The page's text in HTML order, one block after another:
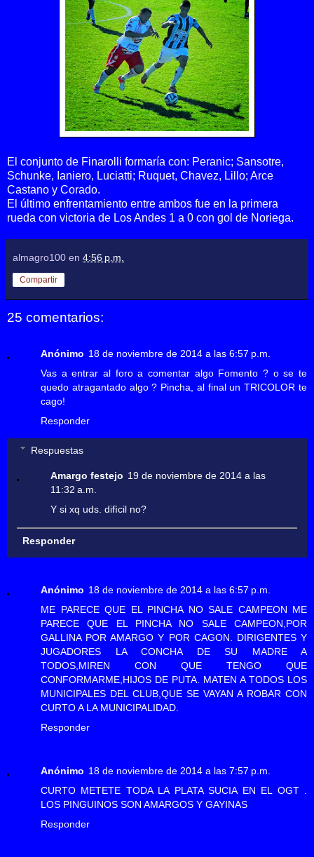
El conjunto de Finarolli formaría con: Peranic; Sansotre,
Schunke, Ianiero, Luciatti; Ruquet, Chavez, Lillo; Arce
Castano y Corado.
El último enfrentamiento entre ambos fue en la primera
rueda con victoria de Los Andes 1 a 0 con gol de Noriega.
almagro100 en 4:56 p.m.
Compartir
25 comentarios:
Anónimo 18 de noviembre de 2014 a las 6:57 p.m.
Vas a entrar al foro a comentar algo Fomento ? o se te
quedo atragantado algo ? Pincha, al final un TRICOLOR te
cago!
Responder
Respuestas
Amargo festejo 19 de noviembre de 2014 a las
11:32 a.m.
Y si xq uds. difìcil no?
Responder
Anónimo 18 de noviembre de 2014 a las 6:57 p.m.
ME PARECE QUE EL PINCHA NO SALE CAMPEON ME
PARECE QUE EL PINCHA NO SALE CAMPEON,POR
GALLINA POR AMARGO Y POR CAGON. DIRIGENTES Y
JUGADORES LA CONCHA DE SU MADRE A
TODOS,MIREN CON QUE TENGO QUE
CONFORMARME,HIJOS DE PUTA. MATEN A TODOS LOS
MUNICIPALES DEL CLUB,QUE SE VAYAN A ROBAR CON
CURTO A LA MUNICIPALIDAD.
Responder
Anónimo 18 de noviembre de 2014 a las 7:57 p.m.
CURTO METETE TODA LA PLATA SUCIA EN EL OGT .
LOS PINGUINOS SON AMARGOS Y GAYINAS
Responder